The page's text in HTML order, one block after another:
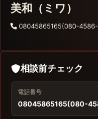
美和（ミワ）
08045865165(080-
相談前チェック
電話番号
08045865165(080-